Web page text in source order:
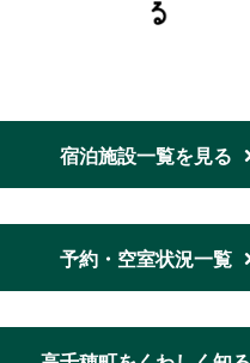
宿泊施設一覧を見る
予約・空室状況一覧